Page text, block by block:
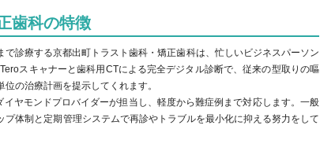
歯科の特徴
診療する京都出町トラスト歯科・矯正歯科は、忙しいビジネスパーソン
スキャナーと歯科用CTによる完全デジタル診断で、従来の型取りの嘔
の治療計画を提示してくれます。
ヤモンドプロバイダーが担当し、軽度から難症例まで対応します。一般
体制と定期管理システムで再診やトラブルを最小化に抑える努力をして